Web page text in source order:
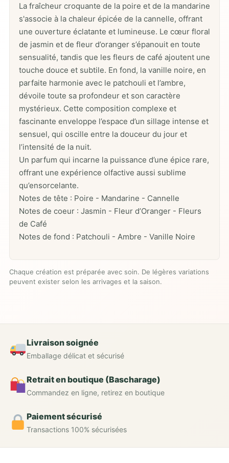
La fraîcheur croquante de la poire et de la mandarine
s'associe à la chaleur épicée de la cannelle, offrant
une ouverture éclatante et lumineuse. Le cœur floral
de jasmin et de fleur d’oranger s’épanouit en toute
sensualité, tandis que les fleurs de café ajoutent une
touche douce et subtile. En fond, la vanille noire, en
parfaite harmonie avec le patchouli et l’ambre,
dévoile toute sa profondeur et son caractère
mystérieux. Cette composition complexe et
fascinante enveloppe l’espace d’un sillage intense et
sensuel, qui oscille entre la douceur du jour et
l’intensité de la nuit.
Un parfum qui incarne la puissance d’une épice rare,
offrant une expérience olfactive aussi sublime
qu’ensorcelante.
Notes de tête : Poire - Mandarine - Cannelle
Notes de coeur : Jasmin - Fleur d’Oranger - Fleurs
de Café
Notes de fond : Patchouli - Ambre - Vanille Noire
Chaque création est préparée avec soin. De légères variations
peuvent exister selon les arrivages et la saison.
Livraison soignée
Emballage délicat et sécurisé
Retrait en boutique (Bascharage)
Commandez en ligne, retirez en boutique
Paiement sécurisé
Transactions 100% sécurisées